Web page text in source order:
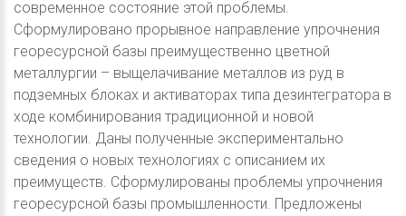
современное состояние этой проблемы.
Сформулировано прорывное направление упрочнения
георесурсной базы преимущественно цветной
металлургии – выщелачивание металлов из руд в
подземных блоках и активаторах типа дезинтегратора в
ходе комбинирования традиционной и новой
технологии. Даны полученные экспериментально
сведения о новых технологиях с описанием их
преимуществ. Сформулированы проблемы упрочнения
георесурсной базы промышленности. Предложены